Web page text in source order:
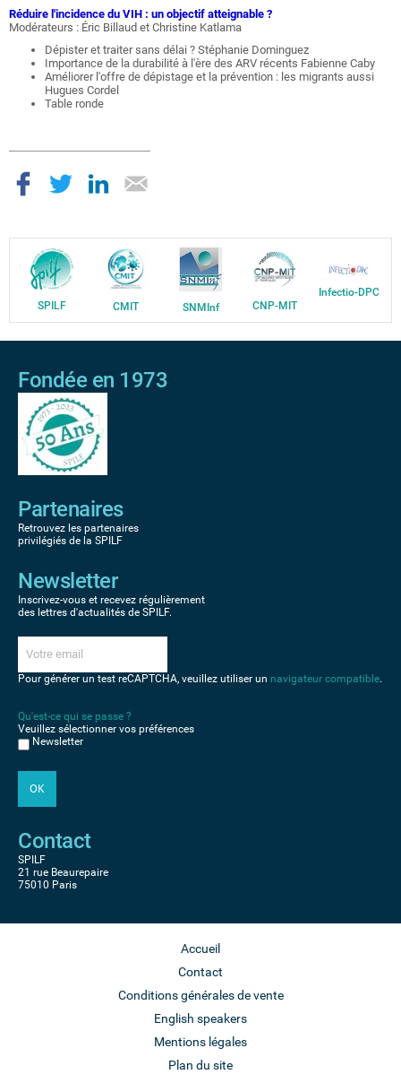
Réduire l'incidence du VIH : un objectif atteignable ?
Modérateurs : Éric Billaud et Christine Katlama
Dépister et traiter sans délai ? Stéphanie Dominguez
Importance de la durabilité à l'ère des ARV récents Fabienne Caby
Améliorer l'offre de dépistage et la prévention : les migrants aussi
Hugues Cordel
Table ronde
SPILF CMIT SNMInf CNP-MIT
Infectio-DPC
Fondée en 1973
Partenaires
Retrouvez les partenaires
privilégiés de la SPILF
Newsletter
Inscrivez-vous et recevez régulièrement
des lettres d'actualités de SPILF.
Pour générer un test reCAPTCHA, veuillez utiliser un navigateur compatible.
Qu'est-ce qui se passe ?
Veuillez sélectionner vos préférences
Newsletter
Contact
SPILF
21 rue Beaurepaire
75010 Paris
Accueil
Contact
Conditions générales de vente
English speakers
Mentions légales
Plan du site